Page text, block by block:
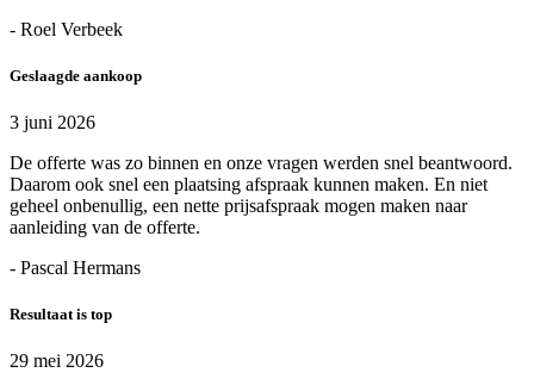
- Roel Verbeek
Geslaagde aankoop
3 juni 2026
De offerte was zo binnen en onze vragen werden snel beantwoord.
Daarom ook snel een plaatsing afspraak kunnen maken. En niet
geheel onbenullig, een nette prijsafspraak mogen maken naar
aanleiding van de offerte.
- Pascal Hermans
Resultaat is top
29 mei 2026